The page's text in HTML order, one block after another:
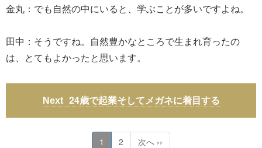
金丸：でも自然の中にいると、学ぶことが多いですよね。
田中：そうですね。自然豊かなところで生まれ育ったの
は、とてもよかったと思います。
24歳で起業そしてメガネに着目する
1 2 次へ ››